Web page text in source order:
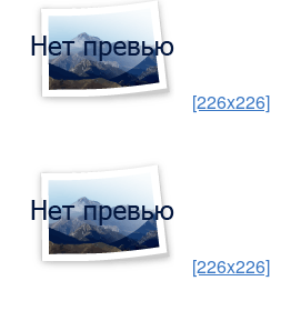
[226x226]
[226x226]